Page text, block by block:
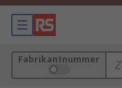
Fabrikantnummer